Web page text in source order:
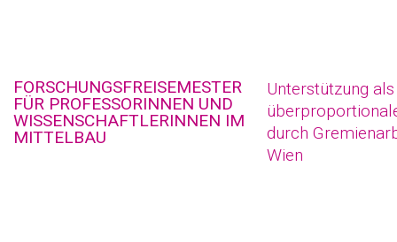
FORSCHUNGSFREISEMESTER
FÜR PROFESSORINNEN UND
WISSENSCHAFTLERINNEN IM
MITTELBAU
Unterstützung
durch
Wien